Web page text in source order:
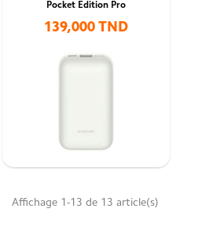
Pocket Edition Pro
139,000 TND
Affichage 1-13 de 13 article(s)